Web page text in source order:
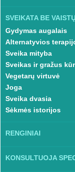
SVEIKATA BE
Gydymas augalais
Alternatyvios
Sveika mityba
Sveikas ir gražus
Vegetarų virtuvė
Joga
Sveika dvasia
Sėkmės istorijos
RENGINIAI
KONSULTUOJA